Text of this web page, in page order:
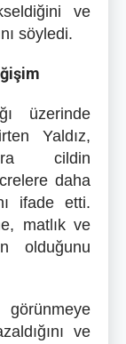
ve
söyledi.
üzerinde
Yaldız,
cildin
daha
ifade etti.
matlık ve
olduğunu
ve